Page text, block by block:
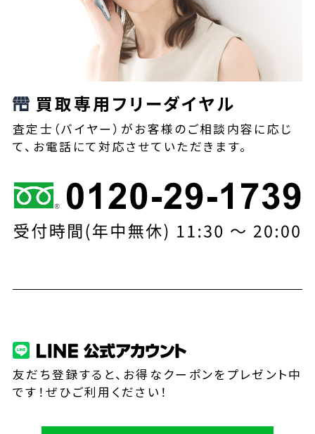
買取専用フリーダイヤル
査定士（バイヤー）がお客様のご相談内容に応じ
て、お電話にて対応させていただきます。
友だち登録すると、お得なクーポンをプレゼント中
です！ぜひご利用ください！